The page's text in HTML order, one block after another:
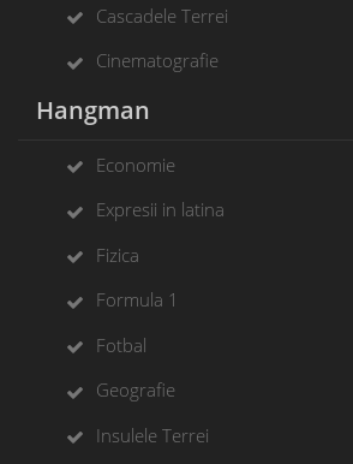
Cascadele Terrei
Cinematografie
Hangman
Economie
Expresii in latina
Fizica
Formula 1
Fotbal
Geografie
Insulele Terrei